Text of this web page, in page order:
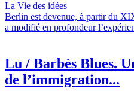
La Vie des idées
Berlin est devenue, à partir du
a modifié en profondeur
Lu / Barbès Blues.
de l’immigration...